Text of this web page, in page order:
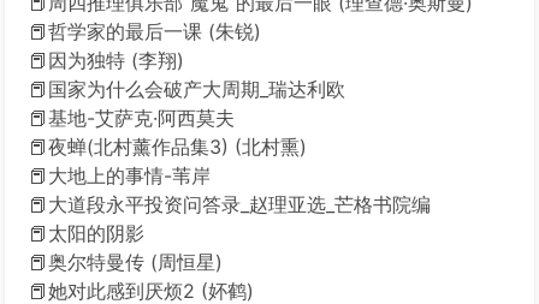
📕哲学家的最后一课 (朱锐)
📕因为独特 (李翔)
📕国家为什么会破产大周期_瑞达利欧
📕基地-艾萨克·阿西莫夫
📕夜蝉(北村薰作品集3) (北村熏)
📕大地上的事情-苇岸
📕大道段永平投资问答录_赵理亚选_芒格书院编
📕太阳的阴影
📕奥尔特曼传 (周恒星)
📕她对此感到厌烦2 (妚鹤)